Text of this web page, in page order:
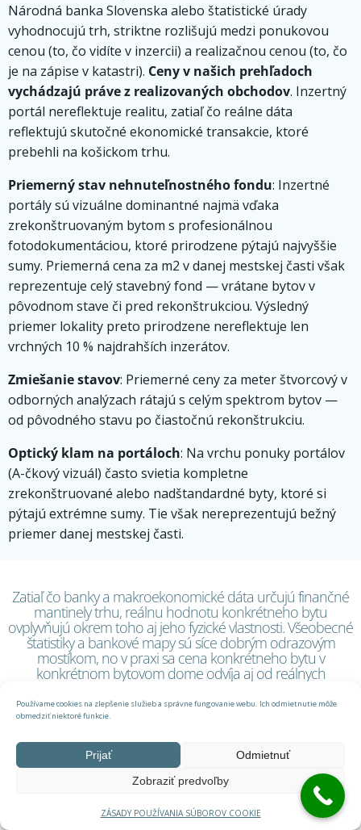
Používame cookies na zlepšenie služieb a správne fungovanie webu. Ich odmietnutie môže
obmedziť niektoré funkcie.
Prijať
Odmietnuť
Zobraziť predvoľby
ZÁSADY POUŽÍVANIA SÚBOROV COOKIE
Národná banka Slovenska alebo štatistické úrady
vyhodnocujú trh, striktne rozlišujú medzi ponukovou
cenou (to, čo vidíte v inzercii) a realizačnou cenou (to, čo
je na zápise v katastri). Ceny v našich prehľadoch
vychádzajú práve z realizovaných obchodov. Inzertný
portál nereflektuje realitu, zatiaľ čo reálne dáta
reflektujú skutočné ekonomické transakcie, ktoré
prebehli na košickom trhu.
Priemerný stav nehnuteľnostného fondu: Inzertné
portály sú vizuálne dominantné najmä vďaka
zrekonštruovaným bytom s profesionálnou
fotodokumentáciou, ktoré prirodzene pýtajú najvyššie
sumy. Priemerná cena za m2 v danej mestskej časti však
reprezentuje celý stavebný fond — vrátane bytov v
pôvodnom stave či pred rekonštrukciou. Výsledný
priemer lokality preto prirodzene nereflektuje len
vrchných 10 % najdrahších inzerátov.
Zmiešanie stavov: Priemerné ceny za meter štvorcový v
odborných analýzach rátajú s celým spektrom bytov —
od pôvodného stavu po čiastočnú rekonštrukciu.
Optický klam na portáloch: Na vrchu ponuky portálov
(A-čkový vizuál) často svietia kompletne
zrekonštruované alebo nadštandardné byty, ktoré si
pýtajú extrémne sumy. Tie však nereprezentujú bežný
priemer danej mestskej časti.
Zatiaľ čo banky a makroekonomické dáta určujú finančné
mantinely trhu, reálnu hodnotu konkrétneho bytu
ovplyvňujú okrem toho aj jeho fyzické vlastnosti. Všeobecné
štatistiky a bankové mapy sú síce dobrým odrazovým
mostíkom, no v praxi sa cena konkrétneho bytu v
konkrétnom bytovom dome odvíja aj od reálnych
napríklad či je dom zateplený, či má výťah, na akom je
poschodí a v akom technickom stave sa byt nachádza.
Faktory určujúce